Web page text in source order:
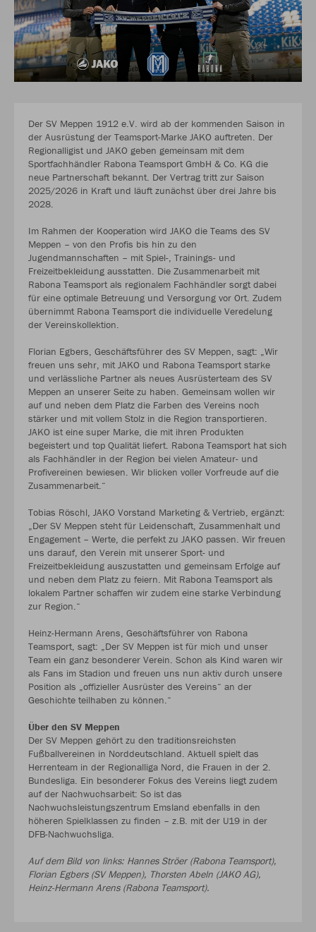
Der SV Meppen 1912 e.V. wird ab der kommenden Saison in
der Ausrüstung der Teamsport-Marke JAKO auftreten. Der
Regionalligist und JAKO geben gemeinsam mit dem
Sportfachhändler Rabona Teamsport GmbH & Co. KG die
neue Partnerschaft bekannt. Der Vertrag tritt zur Saison
2025/2026 in Kraft und läuft zunächst über drei Jahre bis
2028.
Im Rahmen der Kooperation wird JAKO die Teams des SV
Meppen – von den Profis bis hin zu den
Jugendmannschaften – mit Spiel-, Trainings- und
Freizeitbekleidung ausstatten. Die Zusammenarbeit mit
Rabona Teamsport als regionalem Fachhändler sorgt dabei
für eine optimale Betreuung und Versorgung vor Ort. Zudem
übernimmt Rabona Teamsport die individuelle Veredelung
der Vereinskollektion.
Florian Egbers, Geschäftsführer des SV Meppen, sagt: „Wir
freuen uns sehr, mit JAKO und Rabona Teamsport starke
und verlässliche Partner als neues Ausrüsterteam des SV
Meppen an unserer Seite zu haben. Gemeinsam wollen wir
auf und neben dem Platz die Farben des Vereins noch
stärker und mit vollem Stolz in die Region transportieren.
JAKO ist eine super Marke, die mit ihren Produkten
begeistert und top Qualität liefert. Rabona Teamsport hat sich
als Fachhändler in der Region bei vielen Amateur- und
Profivereinen bewiesen. Wir blicken voller Vorfreude auf die
Zusammenarbeit.“
Tobias Röschl, JAKO Vorstand Marketing & Vertrieb, ergänzt:
„Der SV Meppen steht für Leidenschaft, Zusammenhalt und
Engagement – Werte, die perfekt zu JAKO passen. Wir freuen
uns darauf, den Verein mit unserer Sport- und
Freizeitbekleidung auszustatten und gemeinsam Erfolge auf
und neben dem Platz zu feiern. Mit Rabona Teamsport als
lokalem Partner schaffen wir zudem eine starke Verbindung
zur Region.“
Heinz-Hermann Arens, Geschäftsführer von Rabona
Teamsport, sagt: „Der SV Meppen ist für mich und unser
Team ein ganz besonderer Verein. Schon als Kind waren wir
als Fans im Stadion und freuen uns nun aktiv durch unsere
Position als „offizieller Ausrüster des Vereins“ an der
Geschichte teilhaben zu können.“
Über den SV Meppen
Der SV Meppen gehört zu den traditionsreichsten
Fußballvereinen in Norddeutschland. Aktuell spielt das
Herrenteam in der Regionalliga Nord, die Frauen in der 2.
Bundesliga. Ein besonderer Fokus des Vereins liegt zudem
auf der Nachwuchsarbeit: So ist das
Nachwuchsleistungszentrum Emsland ebenfalls in den
höheren Spielklassen zu finden – z.B. mit der U19 in der
DFB-Nachwuchsliga.
Auf dem Bild von links: Hannes Ströer (Rabona Teamsport),
Florian Egbers (SV Meppen), Thorsten Abeln (JAKO AG),
Heinz-Hermann Arens (Rabona Teamsport).